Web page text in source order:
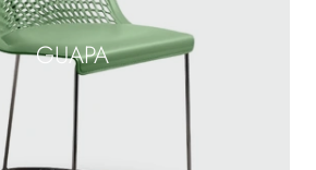
GUAPA